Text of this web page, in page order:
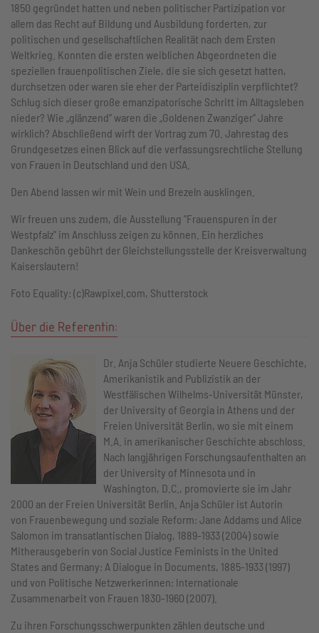
1850 gegründet hatten und neben politischer Partizipation vor
allem das Recht auf Bildung und Ausbildung forderten, zur
politischen und gesellschaftlichen Realität nach dem Ersten
Weltkrieg. Konnten die ersten weiblichen Abgeordneten die
speziellen frauenpolitischen Ziele, die sie sich gesetzt hatten,
durchsetzen oder waren sie eher der Parteidisziplin verpflichtet?
Schlug sich dieser große emanzipatorische Schritt im Alltagsleben
nieder? Wie „glänzend“ waren die „Goldenen Zwanziger“ Jahre
wirklich? Abschließend wirft der Vortrag zum 70. Jahrestag des
Grundgesetzes einen Blick auf die verfassungsrechtliche Stellung
von Frauen in Deutschland und den USA.
Den Abend lassen wir mit Wein und Brezeln ausklingen.
Wir freuen uns zudem, die Ausstellung "Frauenspuren in der
Westpfalz" im Anschluss zeigen zu können. Ein herzliches
Dankeschön gebührt der Gleichstellungsstelle der Kreisverwaltung
Kaiserslautern!
Foto Equality: (c)Rawpixel.com, Shutterstock
Über die Referentin:
Dr. Anja Schüler studierte Neuere Geschichte,
Amerikanistik and Publizistik an der
Westfälischen Wilhelms-Universität Münster,
der University of Georgia in Athens und der
Freien Universität Berlin, wo sie mit einem
M.A. in amerikanischer Geschichte abschloss.
Nach langjährigen Forschungsaufenthalten an
der University of Minnesota und in
Washington, D.C., promovierte sie im Jahr
2000 an der Freien Universität Berlin. Anja Schüler ist Autorin
von Frauenbewegung und soziale Reform: Jane Addams und Alice
Salomon im transatlantischen Dialog, 1889-1933 (2004) sowie
Mitherausgeberin von Social Justice Feminists in the United
States and Germany: A Dialogue in Documents, 1885-1933 (1997)
und von Politische Netzwerkerinnen: Internationale
Zusammenarbeit von Frauen 1830-1960 (2007).
Zu ihren Forschungsschwerpunkten zählen deutsche und